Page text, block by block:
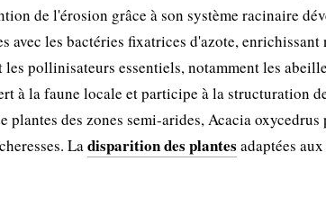
de l'érosion grâce à son système racinaire
avec les bactéries fixatrices d'azote,
pollinisateurs essentiels, notamment les
à la faune locale et participe à la structuration
plantes des zones semi-arides, Acacia
Ladisparition des plantes adaptées